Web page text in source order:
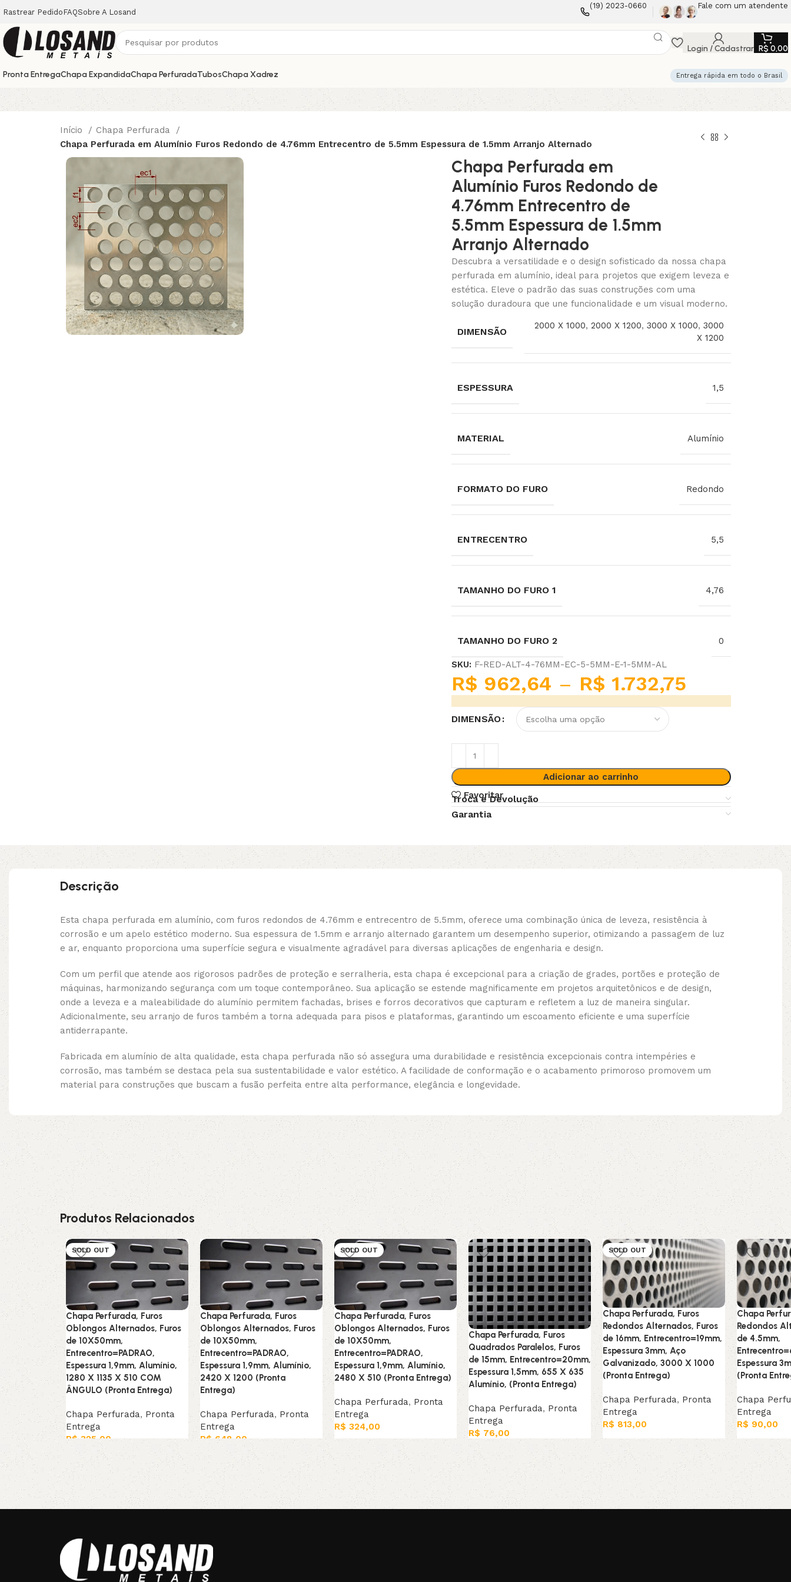
Rastrear Pedido FAQSobre A Losand
(19) 2023-0660 Fale com um atendente
Login / Cadastrar R$ 0,00
Pronta EntregaChapa ExpandidaChapa PerfuradaTubosChapa Xadrez Entrega rápida em todo o Brasil
Início
Chapa Perfurada
Chapa Perfurada em Alumínio Furos Redondo de 4.76mm Entrecentro de 5.5mm Espessura de 1.5mm Arranjo Alternado
Chapa Perfurada em
Alumínio Furos Redondo de
4.76mm Entrecentro de
5.5mm Espessura de 1.5mm
Arranjo Alternado
Descubra a versatilidade e o design sofisticado da nossa chapa
perfurada em alumínio, ideal para projetos que exigem leveza e
estética. Eleve o padrão das suas construções com uma
solução duradoura que une funcionalidade e um visual moderno.
DIMENSÃO
2000 X 1000, 2000 X 1200, 3000 X 1000, 3000
X 1200
ESPESSURA 1,5
MATERIAL Alumínio
FORMATO DO FURO Redondo
ENTRECENTRO 5,5
TAMANHO DO FURO 1 4,76
TAMANHO DO FURO 2 0
SKU: F-RED-ALT-4-76MM-EC-5-5MM-E-1-5MM-AL
R$ 962,64 – R$ 1.732,75
DIMENSÃO
Adicionar ao carrinho
Favoritar
Troca e Devolução
Garantia
Descrição
Esta chapa perfurada em alumínio, com furos redondos de 4.76mm e entrecentro de 5.5mm, oferece uma combinação única de leveza, resistência à
corrosão e um apelo estético moderno. Sua espessura de 1.5mm e arranjo alternado garantem um desempenho superior, otimizando a passagem de luz
e ar, enquanto proporciona uma superfície segura e visualmente agradável para diversas aplicações de engenharia e design.
Com um perfil que atende aos rigorosos padrões de proteção e serralheria, esta chapa é excepcional para a criação de grades, portões e proteção de
máquinas, harmonizando segurança com um toque contemporâneo. Sua aplicação se estende magnificamente em projetos arquitetônicos e de design,
onde a leveza e a maleabilidade do alumínio permitem fachadas, brises e forros decorativos que capturam e refletem a luz de maneira singular.
Adicionalmente, seu arranjo de furos também a torna adequada para pisos e plataformas, garantindo um escoamento eficiente e uma superfície
antiderrapante.
Fabricada em alumínio de alta qualidade, esta chapa perfurada não só assegura uma durabilidade e resistência excepcionais contra intempéries e
corrosão, mas também se destaca pela sua sustentabilidade e valor estético. A facilidade de conformação e o acabamento primoroso promovem um
material para construções que buscam a fusão perfeita entre alta performance, elegância e longevidade.
Produtos Relacionados
SOLD OUT
Chapa Perfurada, Furos
Oblongos Alternados, Furos
de 10X50mm,
Entrecentro=PADRAO,
Espessura 1,9mm, Alumínio,
1280 X 1135 X 510 COM
ÂNGULO (Pronta Entrega)
Chapa Perfurada, Pronta
Entrega
R$325,00
Leia mais
Chapa Perfurada, Furos
Oblongos Alternados, Furos
de 10X50mm,
Entrecentro=PADRAO,
Espessura 1,9mm, Alumínio,
2420 X 1200 (Pronta
Entrega)
Chapa Perfurada, Pronta
Entrega
R$ 648,00
Adicionar ao carrinho
SOLD OUT
Chapa Perfurada, Furos
Oblongos Alternados, Furos
de 10X50mm,
Entrecentro=PADRAO,
Espessura 1,9mm, Alumínio,
2480 X 510 (Pronta Entrega)
Chapa Perfurada, Pronta
Entrega
R$ 324,00
Leia mais
Chapa Perfurada, Furos
Quadrados Paralelos, Furos
de 15mm, Entrecentro=20mm,
Espessura 1,5mm, 655 X 635
Alumínio, (Pronta Entrega)
Chapa Perfurada, Pronta
Entrega
R$ 76,00
Adicionar ao carrinho
SOLD OUT
Chapa Perfurada, Furos
Redondos Alternados, Furos
de 16mm, Entrecentro=19mm,
Espessura 3mm, Aço
Galvanizado, 3000 X 1000
(Pronta Entrega)
Chapa Perfurada, Pronta
Entrega
R$ 813,00
Leia mais
Chapa
Redondos
de 4.5mm,
Espessura
(Pronta
Chapa
Entrega
R$ 90,00
Adicionar